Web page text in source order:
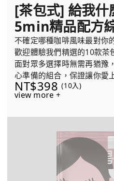
[茶包式] 給我什
5min精品配方
不確定哪種咖啡風味最對你
歡迎體驗我們精選的10款茶
面對眾多選擇時無需再猶豫
心準備的組合，保證讓你愛
NT$398 (10入)
view more +